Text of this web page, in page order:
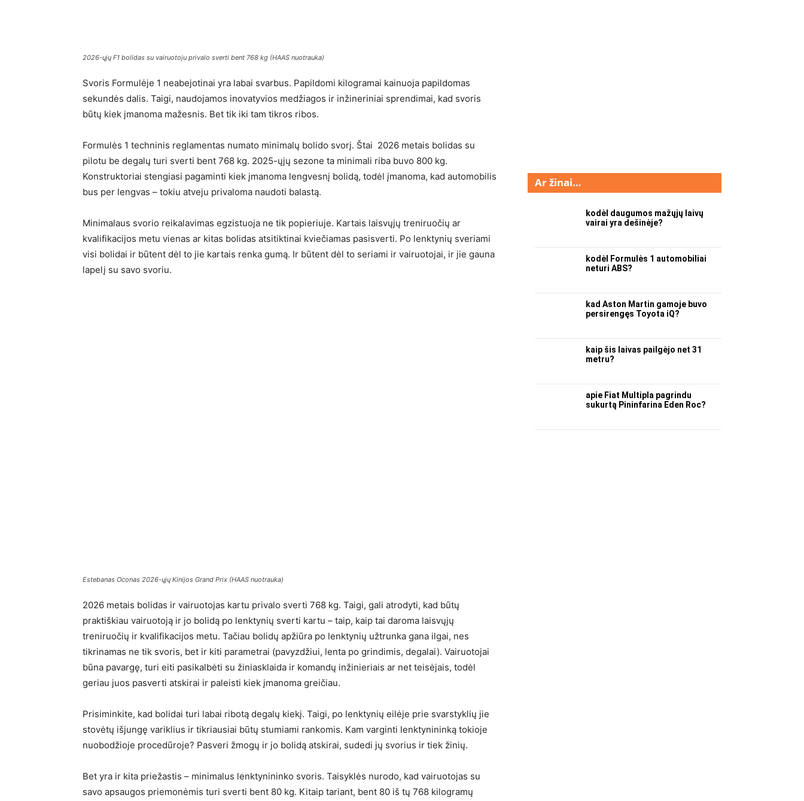
2026-ųjų F1 bolidas su vairuotoju privalo sverti bent 768 kg (HAAS nuotrauka)
Svoris Formulėje 1 neabejotinai yra labai svarbus. Papildomi kilogramai kainuoja papildomas
sekundės dalis. Taigi, naudojamos inovatyvios medžiagos ir inžineriniai sprendimai, kad svoris
būtų kiek įmanoma mažesnis. Bet tik iki tam tikros ribos.
Formulės 1 techninis reglamentas numato minimalų bolido svorį. Štai 2026 metais bolidas su
pilotu be degalų turi sverti bent 768 kg. 2025-ųjų sezone ta minimali riba buvo 800 kg.
Konstruktoriai stengiasi pagaminti kiek įmanoma lengvesnį bolidą, todėl įmanoma, kad automobilis
bus per lengvas – tokiu atveju privaloma naudoti balastą.
Minimalaus svorio reikalavimas egzistuoja ne tik popieriuje. Kartais laisvųjų treniruočių ar
kvalifikacijos metu vienas ar kitas bolidas atsitiktinai kviečiamas pasisverti. Po lenktynių sveriami
visi bolidai ir būtent dėl to jie kartais renka gumą. Ir būtent dėl to seriami ir vairuotojai, ir jie gauna
lapelį su savo svoriu.
Estebanas Oconas 2026-ųjų Kinijos Grand Prix (HAAS nuotrauka)
2026 metais bolidas ir vairuotojas kartu privalo sverti 768 kg. Taigi, gali atrodyti, kad būtų
praktiškiau vairuotoją ir jo bolidą po lenktynių sverti kartu – taip, kaip tai daroma laisvųjų
treniruočių ir kvalifikacijos metu. Tačiau bolidų apžiūra po lenktynių užtrunka gana ilgai, nes
tikrinamas ne tik svoris, bet ir kiti parametrai (pavyzdžiui, lenta po grindimis, degalai). Vairuotojai
būna pavargę, turi eiti pasikalbėti su žiniasklaida ir komandų inžinieriais ar net teisėjais, todėl
geriau juos pasverti atskirai ir paleisti kiek įmanoma greičiau.
Prisiminkite, kad bolidai turi labai ribotą degalų kiekį. Taigi, po lenktynių eilėje prie svarstyklių jie
stovėtų išjungę variklius ir tikriausiai būtų stumiami rankomis. Kam varginti lenktynininką tokioje
nuobodžioje procedūroje? Pasveri žmogų ir jo bolidą atskirai, sudedi jų svorius ir tiek žinių.
Bet yra ir kita priežastis – minimalus lenktynininko svoris. Taisyklės nurodo, kad vairuotojas su
savo apsaugos priemonėmis turi sverti bent 80 kg. Kitaip tariant, bent 80 iš tų 768 kilogramų
Ar žinai…
kodėl daugumos mažųjų laivų
vairai yra dešinėje?
kodėl Formulės 1 automobiliai
neturi ABS?
kad Aston Martin gamoje buvo
persirengęs Toyota iQ?
kaip šis laivas pailgėjo net 31
metru?
apie Fiat Multipla pagrindu
sukurtą Pininfarina Eden Roc?